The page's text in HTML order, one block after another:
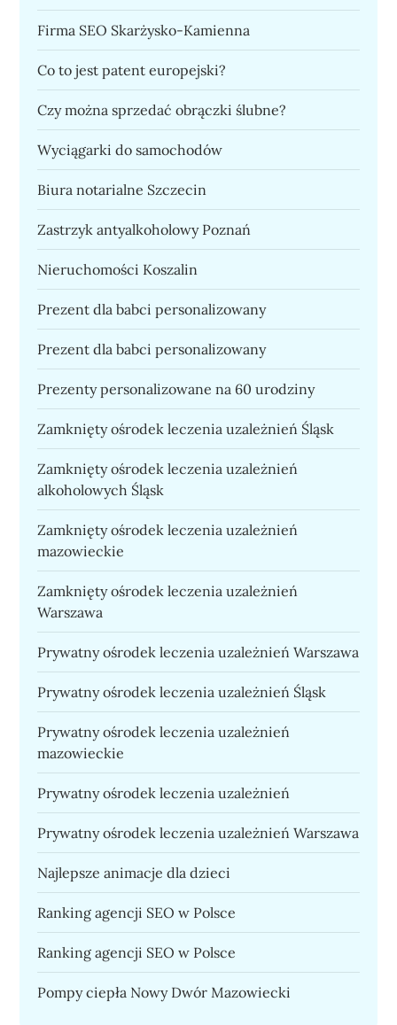
Firma SEO Skarżysko-Kamienna
Co to jest patent europejski?
Czy można sprzedać obrączki ślubne?
Wyciągarki do samochodów
Biura notarialne Szczecin
Zastrzyk antyalkoholowy Poznań
Nieruchomości Koszalin
Prezent dla babci personalizowany
Prezent dla babci personalizowany
Prezenty personalizowane na 60 urodziny
Zamknięty ośrodek leczenia uzależnień Śląsk
Zamknięty ośrodek leczenia uzależnień
alkoholowych Śląsk
Zamknięty ośrodek leczenia uzależnień
mazowieckie
Zamknięty ośrodek leczenia uzależnień
Warszawa
Prywatny ośrodek leczenia uzależnień Warszawa
Prywatny ośrodek leczenia uzależnień Śląsk
Prywatny ośrodek leczenia uzależnień
mazowieckie
Prywatny ośrodek leczenia uzależnień
Prywatny ośrodek leczenia uzależnień Warszawa
Najlepsze animacje dla dzieci
Ranking agencji SEO w Polsce
Ranking agencji SEO w Polsce
Pompy ciepła Nowy Dwór Mazowiecki